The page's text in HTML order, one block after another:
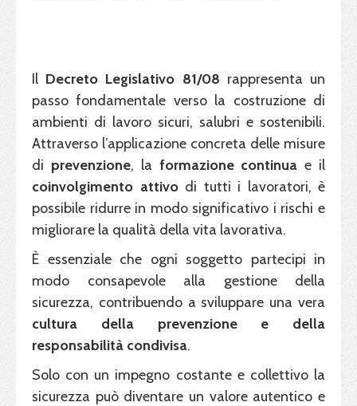
Il Decreto Legislativo 81/08 rappresenta un
passo fondamentale verso la costruzione di
ambienti di lavoro sicuri, salubri e sostenibili.
Attraverso l’applicazione concreta delle misure
di prevenzione, la formazione continua e il
coinvolgimento attivodi tutti i lavoratori, è
possibile ridurre in modo significativo i rischi e
migliorare la qualità della vita lavorativa.
È essenziale che ogni soggetto partecipi in
modo consapevole alla gestione della
sicurezza, contribuendo a sviluppare una vera
cultura della prevenzione e della
responsabilità condivisa.
Solo con un impegno costante e collettivo la
sicurezza può diventare un valore autentico e